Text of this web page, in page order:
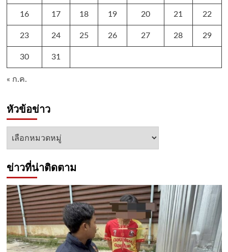
16 17 18 19 20 21 22
23 24 25 26 27 28 29
30 31
« ก.ค.
หัวข้อข่าว
หัวข้อ
ข่าวที่น่าติดตาม